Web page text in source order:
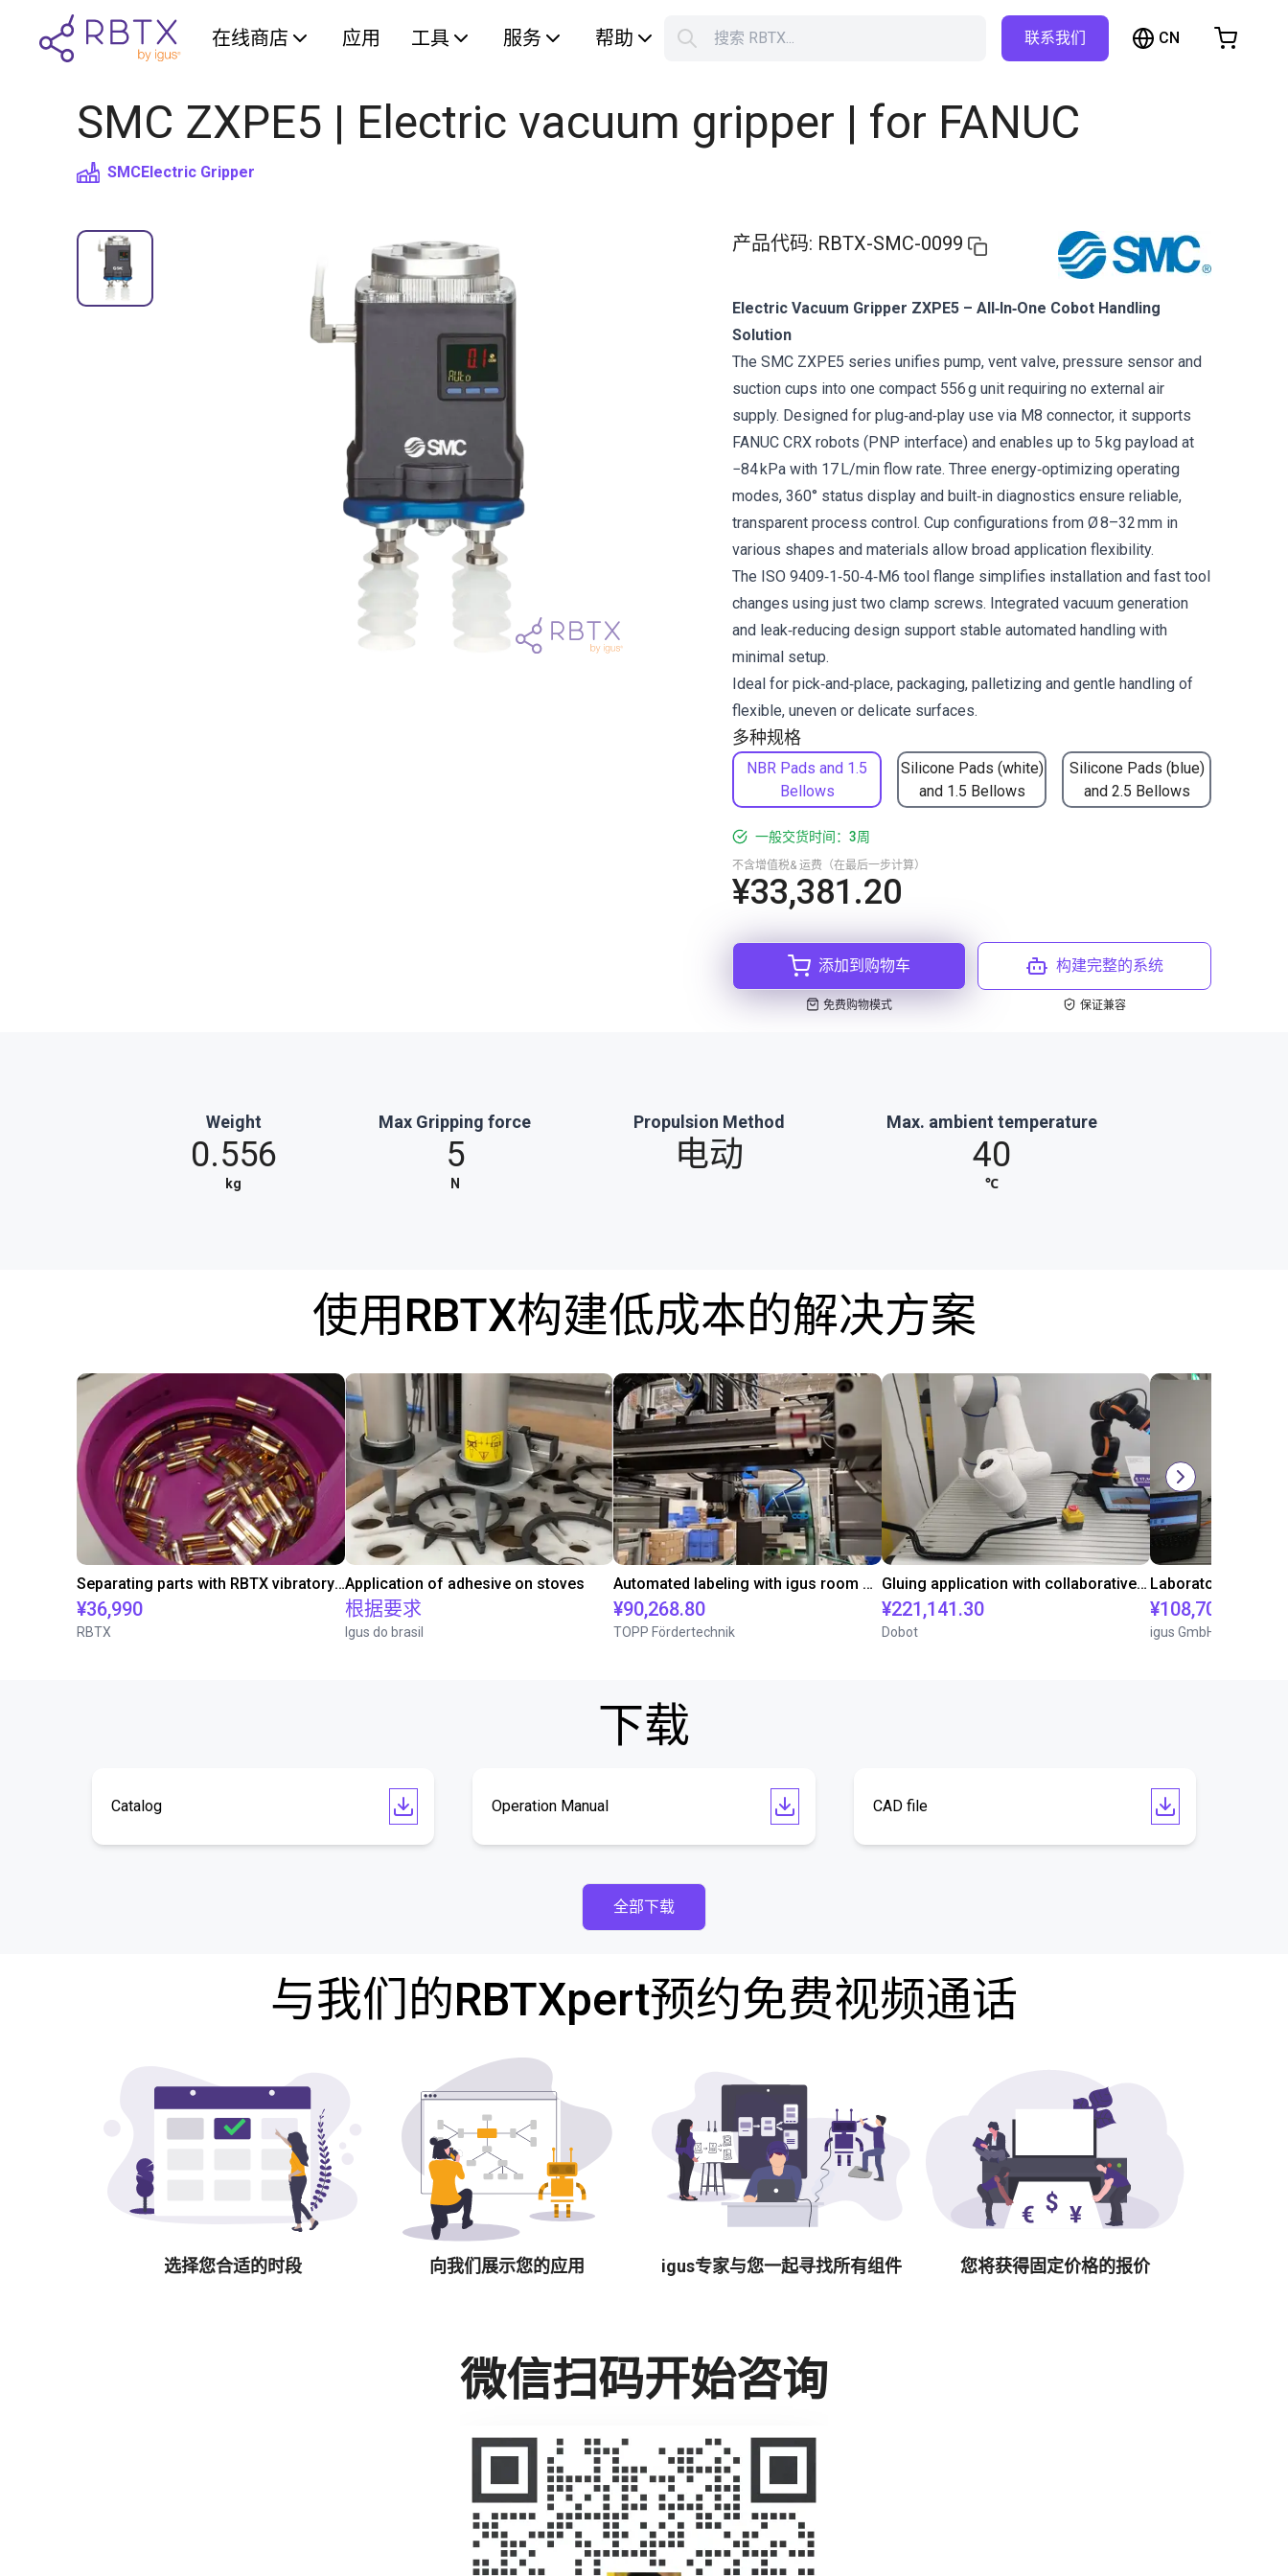
在线商店 应用 工具 服务 帮助 搜索 RBTX... 联系我们 CN
SMC ZXPE5 | Electric vacuum gripper | for FANUC
SMCElectric Gripper
产品代码: RBTX-SMC-0099
多种规格
NBR Pads and 1.5
Bellows
Silicone Pads (white)
and 1.5 Bellows
Silicone Pads (blue)
and 2.5 Bellows
Electric Vacuum Gripper ZXPE5 – All‑In‑One Cobot Handling
Solution
The SMC ZXPE5 series unifies pump, vent valve, pressure sensor and
suction cups into one compact 556 g unit requiring no external air
supply. Designed for plug‑and‑play use via M8 connector, it supports
FANUC CRX robots (PNP interface) and enables up to 5 kg payload at
−84 kPa with 17 L/min flow rate. Three energy‑optimizing operating
modes, 360° status display and built‑in diagnostics ensure reliable,
transparent process control. Cup configurations from Ø 8–32 mm in
various shapes and materials allow broad application flexibility.
The ISO 9409‑1‑50‑4‑M6 tool flange simplifies installation and fast tool
changes using just two clamp screws. Integrated vacuum generation
and leak‑reducing design support stable automated handling with
minimal setup.
Ideal for pick‑and‑place, packaging, palletizing and gentle handling of
flexible, uneven or delicate surfaces.
一般交货时间：3周
¥33,381.20
不含增值税& 运费（在最后一步计算）
添加到购物车
免费购物模式
构建完整的系统
保证兼容
Weight
0.556
kg
Max Gripping force
5
N
Propulsion Method
电动
Max. ambient temperature
40
℃
使用RBTX构建低成本的解决方案
Separating parts with RBTX vibratory feeder
¥36,990
RBTX
Application of adhesive on stoves
根据要求
Igus do brasil
Automated labeling with igus room gantry and a cab label printer
¥90,268.80
TOPP Fördertechnik
Gluing application with collaborative robot
¥221,141.30
Dobot
¥108,705.60
igus GmbH
下载
Catalog Operation Manual CAD file
全部下载
与我们的RBTXpert预约免费视频通话
选择您合适的时段 向我们展示您的应用 igus专家与您一起寻找所有组件 您将获得固定价格的报价
微信扫码开始咨询
浏览商店